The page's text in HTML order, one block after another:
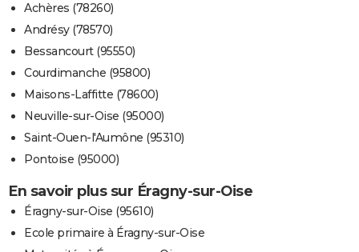
Achères (78260)
Andrésy (78570)
Bessancourt (95550)
Courdimanche (95800)
Maisons-Laffitte (78600)
Neuville-sur-Oise (95000)
Saint-Ouen-l'Aumône (95310)
Pontoise (95000)
En savoir plus sur Éragny-sur-Oise
Éragny-sur-Oise (95610)
Ecole primaire à Éragny-sur-Oise